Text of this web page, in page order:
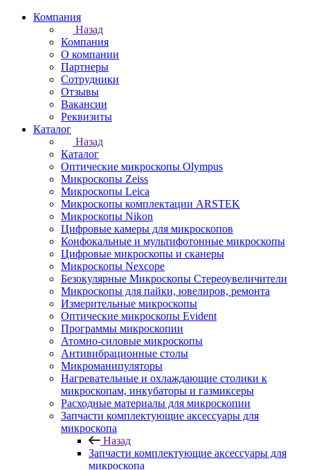
Компания
Назад
Компания
О компании
Партнеры
Сотрудники
Отзывы
Вакансии
Реквизиты
Каталог
Назад
Каталог
Оптические микроскопы Olympus
Микроскопы Zeiss
Микроскопы Leica
Микроскопы комплектации ARSTEK
Микроскопы Nikon
Цифровые камеры для микроскопов
Конфокальные и мультифотонные микроскопы
Цифровые микроскопы и сканеры
Микроскопы Nexcope
Безокулярные Микроскопы Стереоувеличители
Микроскопы для пайки, ювелиров, ремонта
Измерительные микроскопы
Оптические микроскопы Evident
Программы микроскопии
Атомно-силовые микроскопы
Антивибрационные столы
Микроманипуляторы
Нагревательные и охлаждающие столики к
микроскопам, инкубаторы и газмиксеры
Расходные материалы для микроскопии
Запчасти комплектующие аксессуары для
микроскопа
Назад
Запчасти комплектующие аксессуары для
микроскопа